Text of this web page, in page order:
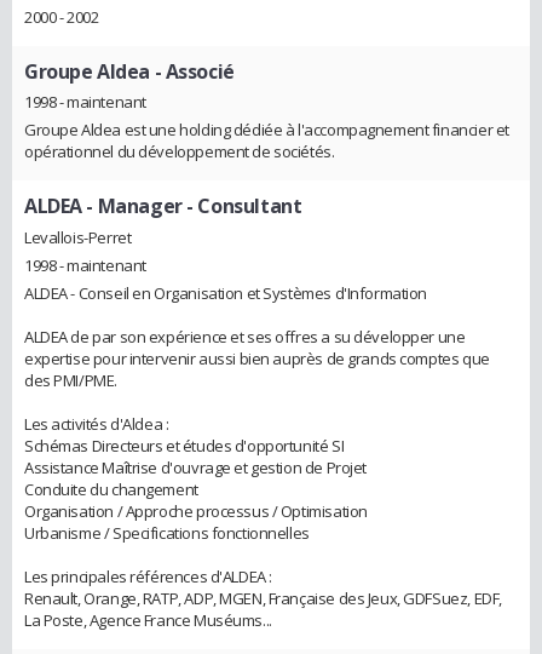
2000 - 2002
Groupe Aldea - Associé
1998 - maintenant
Groupe Aldea est une holding dédiée à l'accompagnement financier et
opérationnel du développement de sociétés.
ALDEA- Manager - Consultant
Levallois-Perret
1998 - maintenant
ALDEA - Conseil en Organisation et Systèmes d'Information
ALDEA de par son expérience et ses offres a su développer une
expertise pour intervenir aussi bien auprès de grands comptes que
des PMI/PME.
Les activités d'Aldea :
Schémas Directeurs et études d'opportunité SI
Assistance Maîtrise d'ouvrage et gestion de Projet
Conduite du changement
Organisation / Approche processus / Optimisation
Urbanisme / Specifications fonctionnelles
Les principales références d'ALDEA :
Renault, Orange, RATP, ADP, MGEN, Française des Jeux, GDFSuez, EDF,
La Poste, Agence France Muséums...